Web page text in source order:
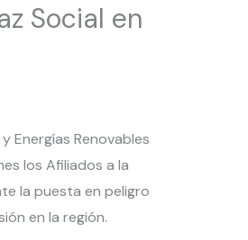
Social en
Energías Renovables
los Afiliados a la
la puesta en peligro
en la región.